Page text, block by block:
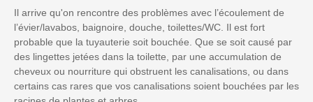
Il arrive qu'on rencontre des problèmes avec l’écoulement de
l’évier/lavabos, baignoire, douche, toilettes/WC. Il est fort
probable que la tuyauterie soit bouchée. Que se soit causé par
des lingettes jetées dans la toilette, par une accumulation de
cheveux ou nourriture qui obstruent les canalisations, ou dans
certains cas rares que vos canalisations soient bouchées par les